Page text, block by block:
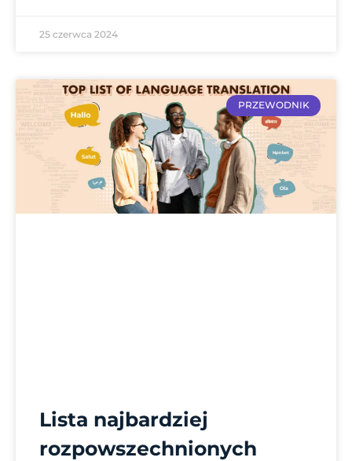
25 czerwca 2024
PRZEWODNIK
Lista najbardziej
rozpowszechnionych